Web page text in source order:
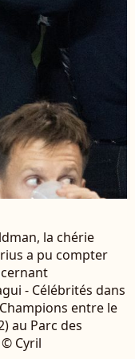
la chérie
a pu compter
- Célébrités dans
entre le
au Parc des
Cyril